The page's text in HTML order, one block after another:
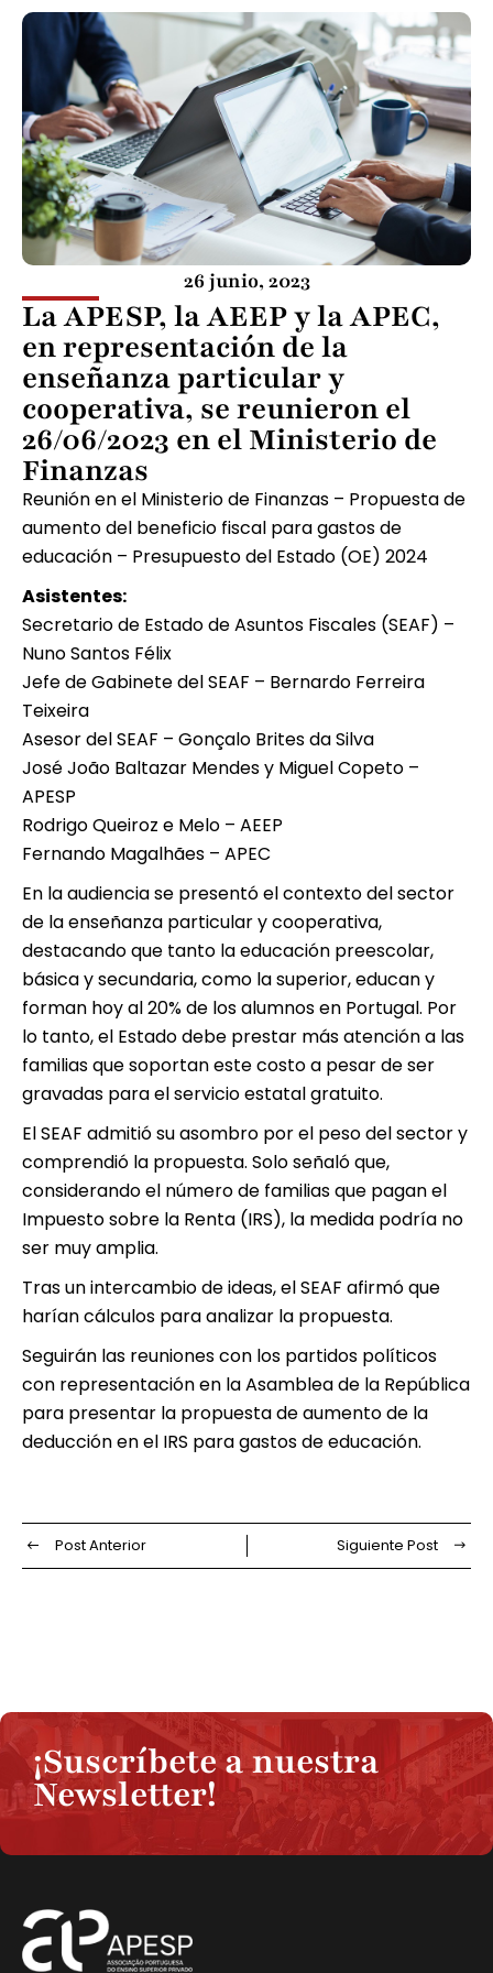
26 junio, 2023
La APESP, la AEEP y la APEC,
en representación de la
enseñanza particular y
cooperativa, se reunieron el
26/06/2023 en el Ministerio de
Finanzas
Reunión en el Ministerio de Finanzas – Propuesta de
aumento del beneficio fiscal para gastos de
educación – Presupuesto del Estado (OE) 2024
Asistentes:
Secretario de Estado de Asuntos Fiscales (SEAF) –
Nuno Santos Félix
Jefe de Gabinete del SEAF – Bernardo Ferreira
Teixeira
Asesor del SEAF – Gonçalo Brites da Silva
José João Baltazar Mendes y Miguel Copeto –
APESP
Rodrigo Queiroz e Melo – AEEP
Fernando Magalhães – APEC
En la audiencia se presentó el contexto del sector
de la enseñanza particular y cooperativa,
destacando que tanto la educación preescolar,
básica y secundaria, como la superior, educan y
forman hoy al 20% de los alumnos en Portugal. Por
lo tanto, el Estado debe prestar más atención a las
familias que soportan este costo a pesar de ser
gravadas para el servicio estatal gratuito.
El SEAF admitió su asombro por el peso del sector y
comprendió la propuesta. Solo señaló que,
considerando el número de familias que pagan el
Impuesto sobre la Renta (IRS), la medida podría no
ser muy amplia.
Tras un intercambio de ideas, el SEAF afirmó que
harían cálculos para analizar la propuesta.
Seguirán las reuniones con los partidos políticos
con representación en la Asamblea de la República
para presentar la propuesta de aumento de la
deducción en el IRS para gastos de educación.
Post Anterior Siguiente Post
¡Suscríbete a nuestra
Newsletter!